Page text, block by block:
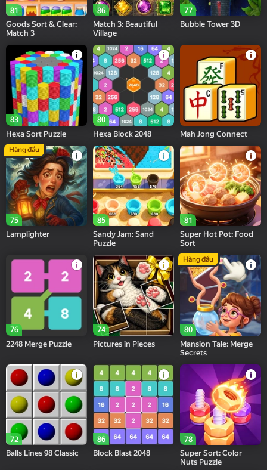
81
Goods Sort & Clear:
Match 3
86
Match 3: Beautiful
Village
77
Bubble Tower 3D
83
Hexa Sort Puzzle
80
Hexa Block 2048
Mah Jong Connect
75
Hàng đầu
Lamplighter
85
Sandy Jam: Sand
Puzzle
81
Super Hot Pot: Food
Sort
76
2248 Merge Puzzle
74
Pictures in Pieces
80
Hàng đầu
Mansion Tale: Merge
Secrets
72
Balls Lines 98 Classic
86
Block Blast 2048
78
Super Sort: Color
Nuts Puzzle